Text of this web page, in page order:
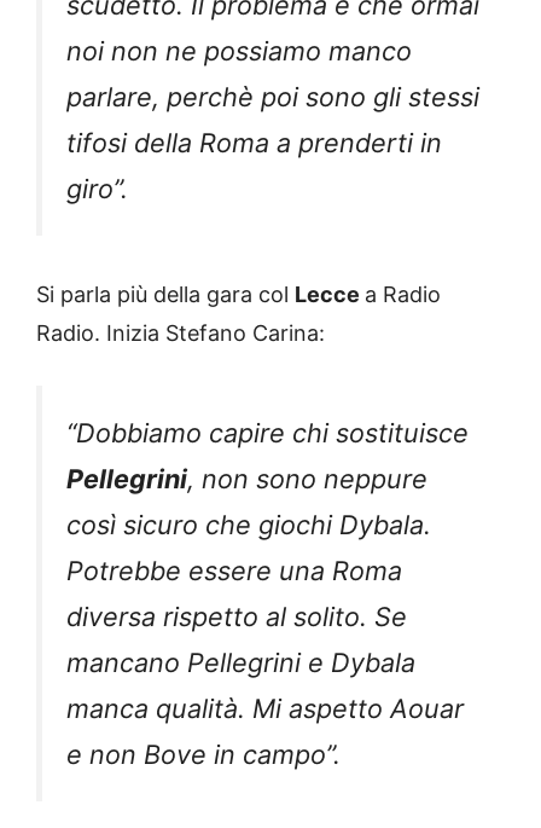
noi non ne possiamo manco
parlare, perchè poi sono gli stessi
tifosi della Roma a prenderti in
giro”.
Si parla più della gara col Lecce a Radio
Radio. Inizia Stefano Carina:
“Dobbiamo capire chi sostituisce
Pellegrini, non sono neppure
così sicuro che giochi Dybala.
Potrebbe essere una Roma
diversa rispetto al solito. Se
mancano Pellegrini e Dybala
manca qualità. Mi aspetto Aouar
e non Bove in campo”.